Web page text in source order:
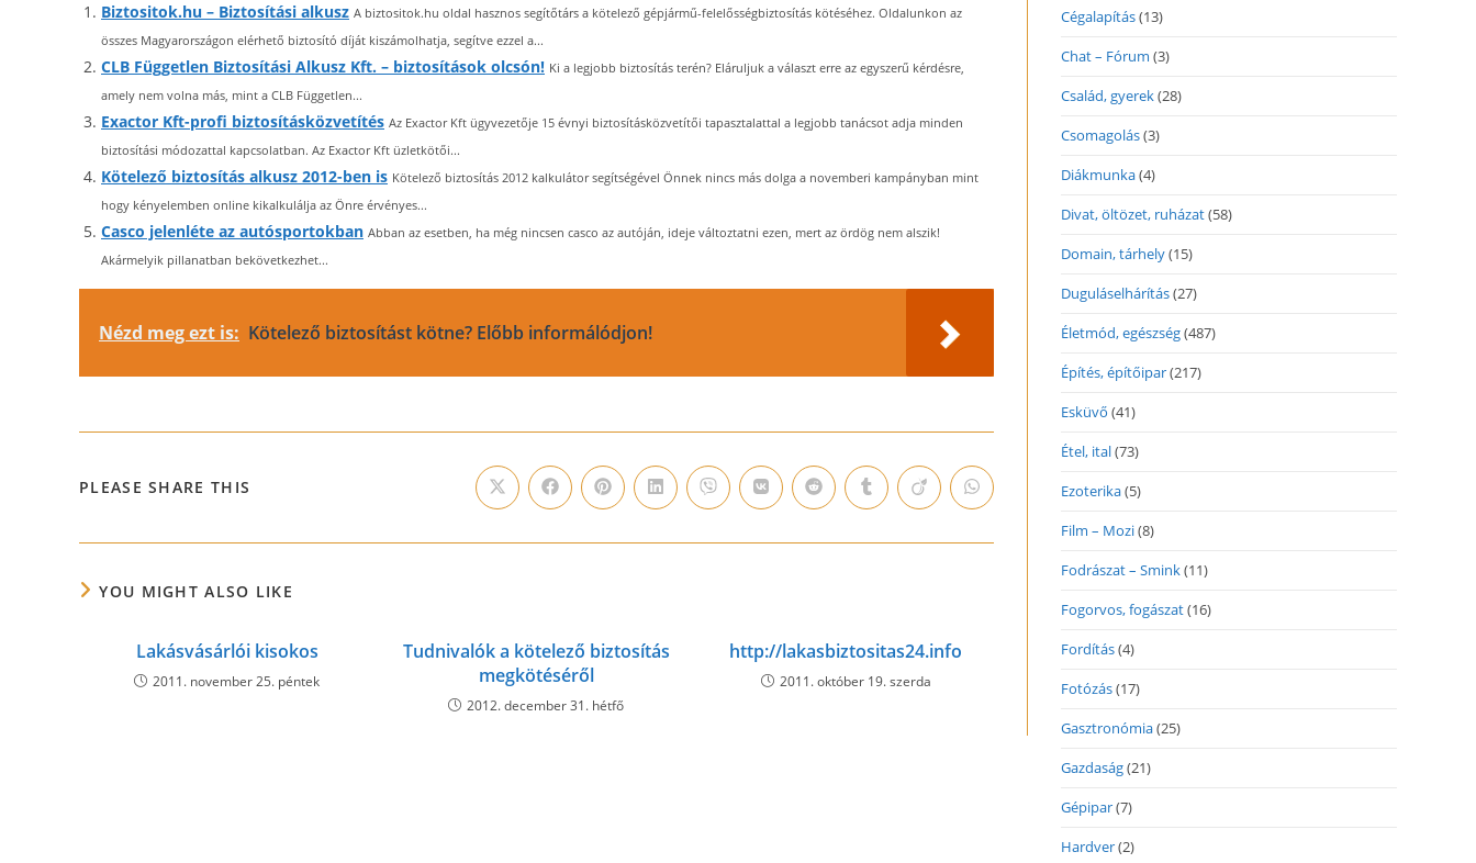
Biztositok.hu – Biztosítási alkusz A biztositok.hu oldal hasznos segítőtárs a kötelező gépjármű-felelősségbiztosítás kötéséhez. Oldalunkon az
összes Magyarországon elérhető biztosító díját kiszámolhatja, segítve ezzel a...
CLB Független Biztosítási Alkusz Kft. – biztosítások olcsón! Ki a legjobb biztosítás terén? Eláruljuk a választ erre az egyszerű kérdésre,
amely nem volna más, mint a CLB Független...
Exactor Kft-profi biztosításközvetítés Az Exactor Kft ügyvezetője 15 évnyi biztosításközvetítői tapasztalattal a legjobb tanácsot adja minden
biztosítási módozattal kapcsolatban. Az Exactor Kft üzletkötői...
Kötelező biztosítás alkusz 2012-ben is Kötelező biztosítás 2012 kalkulátor segítségével Önnek nincs más dolga a novemberi kampányban mint
hogy kényelemben online kikalkulálja az Önre érvényes...
Casco jelenléte az autósportokban Abban az esetben, ha még nincsen casco az autóján, ideje változtatni ezen, mert az ördög nem alszik!
Akármelyik pillanatban bekövetkezhet...
Nézd meg ezt is: Kötelező biztosítást kötne? Előbb informálódjon!
PLEASE SHARE THIS Opens
in
new
Opens
in
new
Opens
in
new
Opens
in
new
Opens
in
new
Opens
in
new
Opens
in
new
Opens
in
new
Opens
in
new
Opens
in
new
YOU MIGHT ALSO LIKE
Lakásvásárlói kisokos
2011. november 25. péntek
Tudnivalók a kötelező biztosítás
megkötéséről
2012. december 31. hétfő
http://lakasbiztositas24.info
2011. október 19. szerda
Cégalapítás(13)
Chat – Fórum (3)
Család, gyerek(28)
Csomagolás(3)
Diákmunka(4)
Divat, öltözet, ruházat(58)
Domain, tárhely(15)
Duguláselhárítás(27)
Életmód, egészség(487)
Építés, építőipar(217)
Esküvő (41)
Étel, ital(73)
Ezoterika(5)
Film – Mozi(8)
Fodrászat – Smink(11)
Fogorvos, fogászat(16)
Fordítás(4)
Fotózás(17)
Gasztronómia(25)
Gazdaság(21)
Gépipar(7)
Hardver(2)